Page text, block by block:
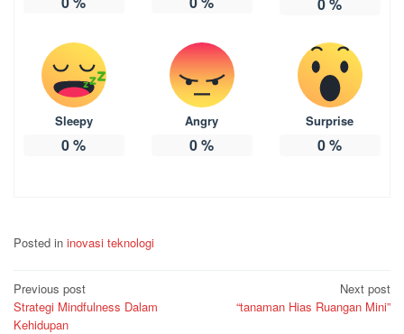
0%
Sleepy
0%
Angry
0%
Surprise
0%
Posted in inovasi teknologi
Post
navigation
Previous post
Strategi Mindfulness Dalam
Kehidupan
Next post
“tanaman Hias Ruangan Mini”